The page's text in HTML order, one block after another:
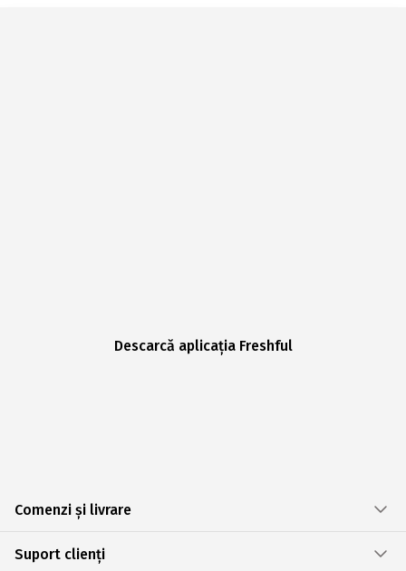
Descarcă aplicația Freshful
Comenzi și livrare
Suport clienți